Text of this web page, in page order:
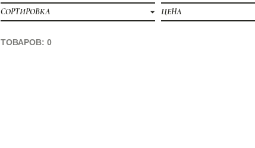
СОРТИРОВКА ЦЕНА
ТОВАРОВ: 0